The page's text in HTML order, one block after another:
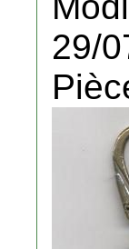
29/